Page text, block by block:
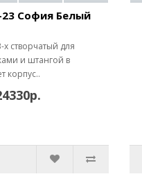
София Белый
створчатый для
и штангой в
корпус..